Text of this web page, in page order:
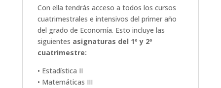
Con ella tendrás acceso a todos los cursos
cuatrimestrales e intensivos del primer año
del grado de Economía. Esto incluye las
siguientes asignaturas del 1º y 2º
cuatrimestre:
• Estadística II
• Matemáticas III